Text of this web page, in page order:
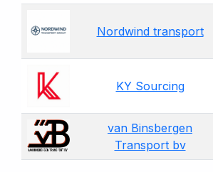
Nordwind transport
KY Sourcing
van Binsbergen
Transport bv